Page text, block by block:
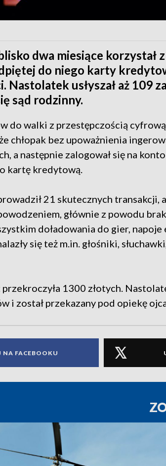
dwa miesiące korzystał
do niego karty
Nastolatek usłyszał aż 109
sąd rodzinny.
do walki z przestępczością
chłopak bez upoważnienia
a następnie zalogował się na
kartę kredytową.
21 skutecznych transakcji,
głównie z powodu
doładowania do gier,
się też m.in. głośniki,
1300 złotych.
i został przekazany pod opiekę
NA FACEBOOKU